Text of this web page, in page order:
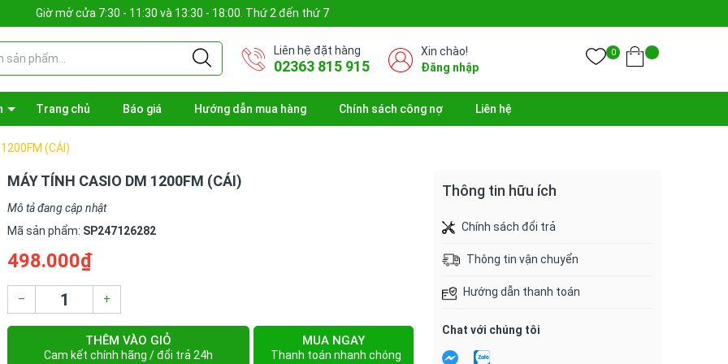
Giờ mở cửa 7:30 - 11:30 và 13:30 - 18:00. Thứ 2 đến thứ 7
Liên hệ đặt hàng
02363 815 915
Xin chào!
Đăng nhập
0
Trang chủ Báo giá Hướng dẫn mua hàng Chính sách công nợ Liên hệ
(CÁI)
MÁY TÍNH CASIO DM 1200FM (CÁI)
Mô tả đang cập nhật
Mã sản phẩm: SP247126282
498.000₫
– +
THÊM VÀO GIỎ
Cam kết chính hãng / đổi trả 24h
MUA NGAY
Thanh toán nhanh chóng
Thông tin hữu ích
Chính sách đổi trả
Thông tin vận chuyển
Hướng dẫn thanh toán
Chat với chúng tôi